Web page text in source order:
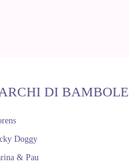
DI BAMBOLE
Doggy
& Pau